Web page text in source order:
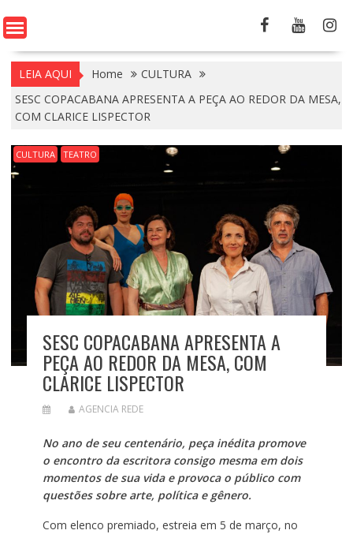
LEIA AQUI Home
CULTURA
SESC COPACABANA APRESENTA A PEÇA AO REDOR DA MESA,
COM CLARICE LISPECTOR
CULTURA TEATRO
SESC COPACABANA APRESENTA A
PEÇA AO REDOR DA MESA, COM
CLARICE LISPECTOR
AGENCIA REDE
No ano de seu centenário, peça inédita promove
o encontro da escritora consigo mesma em dois
momentos de sua vida e provoca o público com
questões sobre arte, política e gênero.
Com elenco premiado, estreia em 5 de março, no